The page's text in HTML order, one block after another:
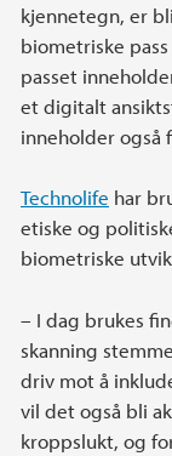
kjennetegn, er
biometriske
passet
et digitalt
inneholder også
Technolife har
etiske og
biometriske
– I dag brukes
skanning
driv mot å
vil det også bli
kroppslukt, og